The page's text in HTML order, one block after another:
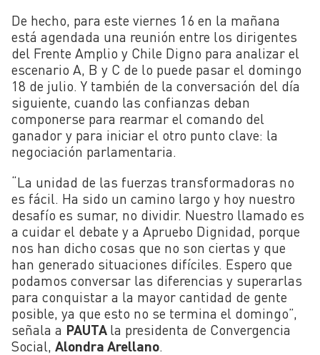
De hecho, para este viernes 16 en la mañana
está agendada una reunión entre los dirigentes
del Frente Amplio y Chile Digno para analizar el
escenario A, B y C de lo puede pasar el domingo
18 de julio. Y también de la conversación del día
siguiente, cuando las confianzas deban
componerse para rearmar el comando del
ganador y para iniciar el otro punto clave: la
negociación parlamentaria.
“La unidad de las fuerzas transformadoras no
es fácil. Ha sido un camino largo y hoy nuestro
desafío es sumar, no dividir. Nuestro llamado es
a cuidar el debate y a Apruebo Dignidad, porque
nos han dicho cosas que no son ciertas y que
han generado situaciones difíciles. Espero que
podamos conversar las diferencias y superarlas
para conquistar a la mayor cantidad de gente
posible, ya que esto no se termina el domingo”,
señala a PAUTA la presidenta de Convergencia
Social, Alondra Arellano